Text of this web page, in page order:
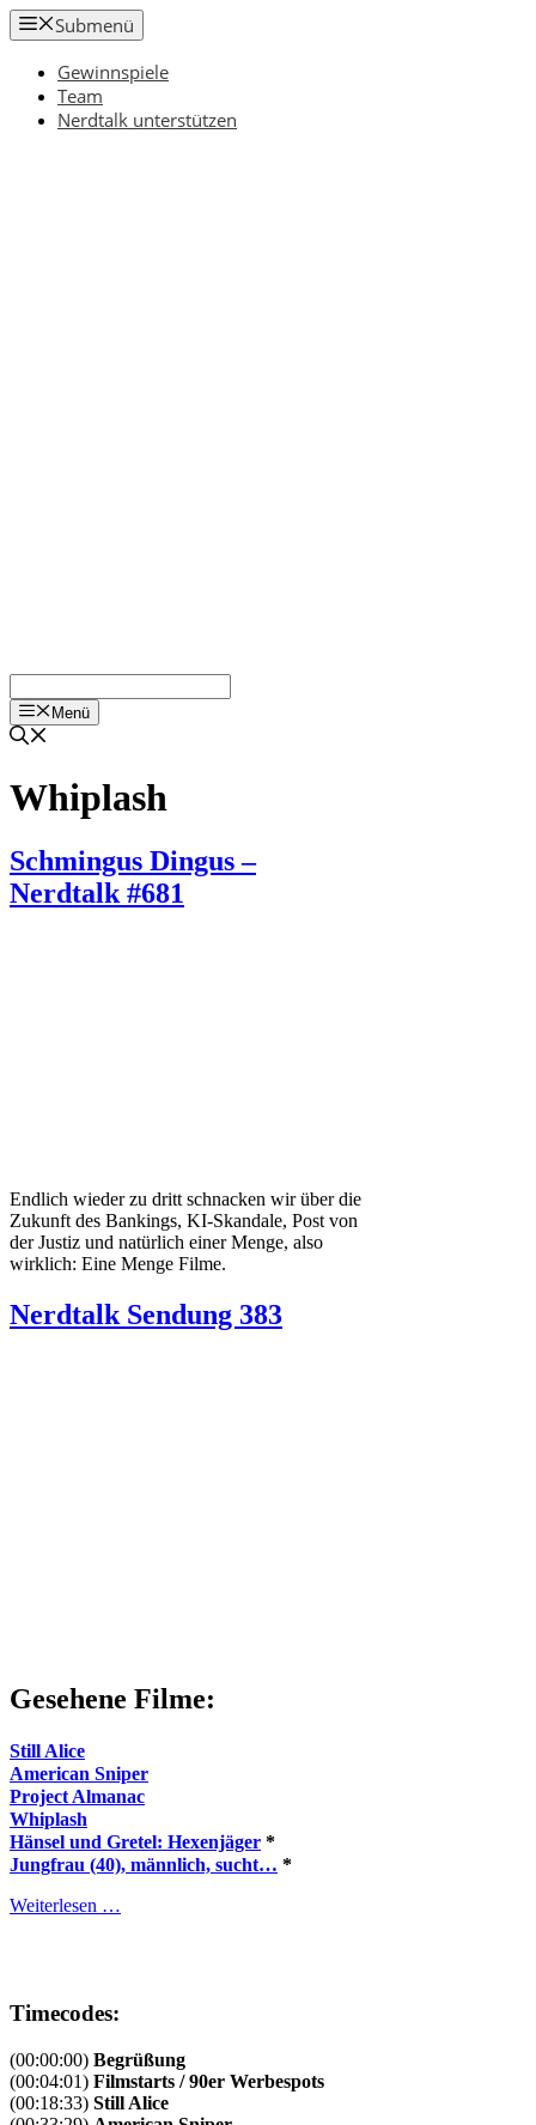
Zum
Inhalt
springen
Submenü
Gewinnspiele
Team
Nerdtalk unterstützen
Menü
Whiplash
Schmingus Dingus –
Nerdtalk #681
Endlich wieder zu dritt schnacken wir über die
Zukunft des Bankings, KI-Skandale, Post von
der Justiz und natürlich einer Menge, also
wirklich: Eine Menge Filme.
Nerdtalk Sendung 383
Gesehene Filme:
Still Alice
American Sniper
Project Almanac
Whiplash
Hänsel und Gretel: Hexenjäger *
Jungfrau (40), männlich, sucht… *
Weiterlesen …
Timecodes:
(00:00:00) Begrüßung
(00:04:01) Filmstarts / 90er Werbespots
(00:18:33) Still Alice